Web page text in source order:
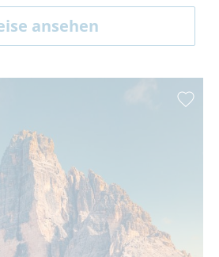
ansehen